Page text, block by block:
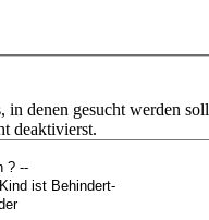
in denen gesucht werden
deaktivierst.